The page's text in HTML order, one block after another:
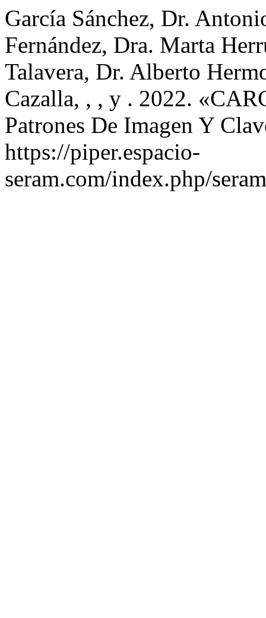
García Sánchez, Dr.
Fernández, Dra. Marta
Talavera, Dr. Alberto
Cazalla, , , y . 2022.
Patrones De Imagen Y
https://piper.espacio-
seram.com/index.php/